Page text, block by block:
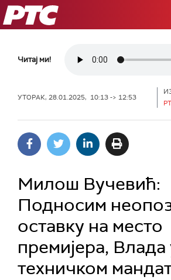
РТС
Читај ми!
УТОРАК, 28.01.2025, 10:13 -> 12:53
Милош Вучевић:
Подносим
оставку на место
премијера, Влада
техничком